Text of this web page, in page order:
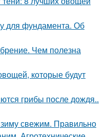
для фундамента. Об
Чем полезна
которые будут
грибы после дождя..
зиму свежим. Правильно